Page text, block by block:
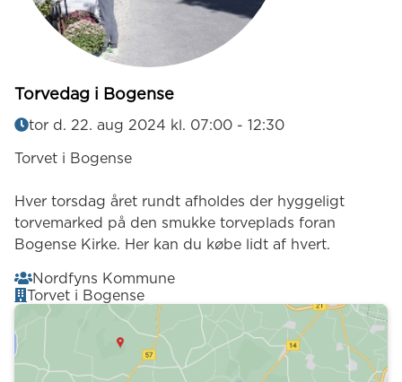
Torvedag i Bogense
tor d. 22. aug 2024 kl. 07:00 - 12:30
Torvet i Bogense
Hver torsdag året rundt afholdes der hyggeligt
torvemarked på den smukke torveplads foran
Bogense Kirke. Her kan du købe lidt af hvert.
Nordfyns Kommune
Torvet i Bogense